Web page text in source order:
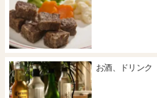
お酒、ドリンク